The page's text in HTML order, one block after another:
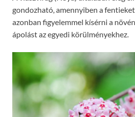
gondozható, amennyiben a
azonban figyelemmel kísérni a
ápolást az egyedi körülményekhez.